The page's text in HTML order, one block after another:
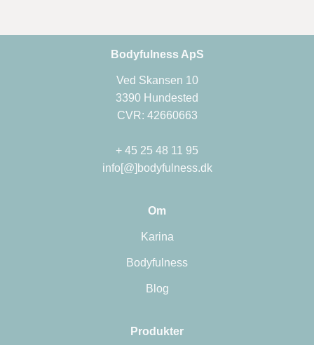
Bodyfulness ApS
Ved Skansen 10
3390 Hundested
CVR: 42660663
+ 45 25 48 11 95
info[@]bodyfulness.dk
Om
Karina
Bodyfulness
Blog
Produkter